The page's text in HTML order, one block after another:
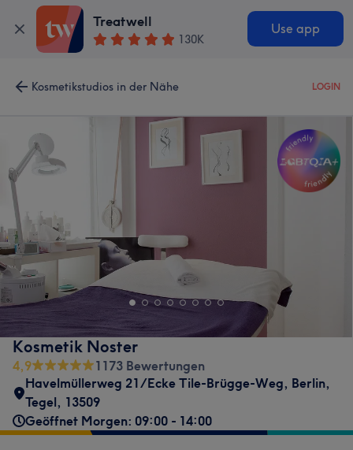
Treatwell
130K
Use app
Kosmetikstudios in der Nähe LOGIN
Kosmetik Noster
4,9
1173 Bewertungen
Havelmüllerweg 21/Ecke Tile-Brügge-Weg, Berlin,
Tegel, 13509
Geöffnet Morgen: 09:00 - 14:00